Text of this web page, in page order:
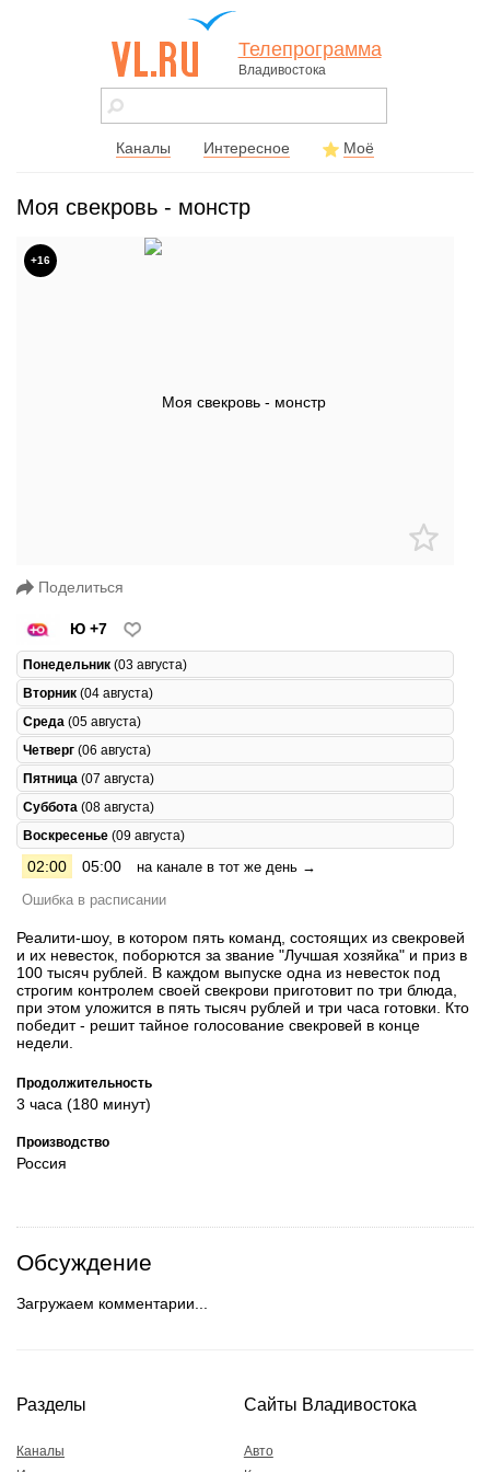
vl.ru - сайт
города
Телепрограмма
Владивостока
Каналы Интересное Моё
Моя свекровь - монстр
+16
Поделиться
Ю +7
Понедельник (03 августа)
Вторник (04 августа)
Среда (05 августа)
Четверг (06 августа)
Пятница (07 августа)
Суббота (08 августа)
Воскресенье (09 августа)
02:00 05:00
на канале в тот же день →
Ошибка в расписании
Реалити-шоу, в котором пять команд, состоящих из свекровей
и их невесток, поборются за звание "Лучшая хозяйка" и приз в
100 тысяч рублей. В каждом выпуске одна из невесток под
строгим контролем своей свекрови приготовит по три блюда,
при этом уложится в пять тысяч рублей и три часа готовки. Кто
победит - решит тайное голосование свекровей в конце
недели.
Продолжительность
3 часа (180 минут)
Производство
Россия
Обсуждение
Загружаем комментарии...
Разделы
Каналы
Сайты Владивостока
Авто